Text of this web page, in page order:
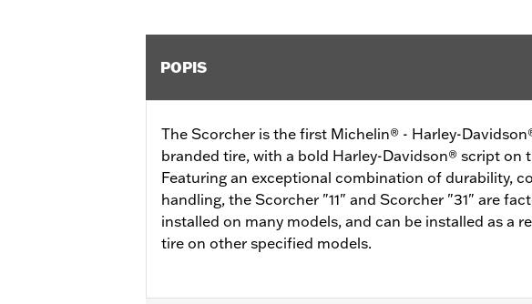
POPIS
The Scorcher is the first Michelin® - Harley-
branded tire, with a bold Harley-Davidson® script on
Featuring an exceptional combination of durability,
handling, the Scorcher "11" and Scorcher "31" are
installed on many models, and can be installed as a
tire on other specified models.